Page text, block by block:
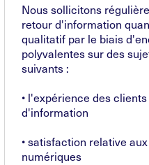
Nous sollicitons
retour d'information
qualitatif par le biais
polyvalentes sur des
suivants :
• l'expérience des
d'information
• satisfaction relative
numériques